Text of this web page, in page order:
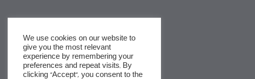
We use cookies on our website to
give you the most relevant
experience by remembering your
preferences and repeat visits. By
clicking “Accept”, you consent to the
x